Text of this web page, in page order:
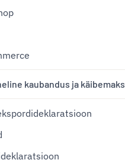
kaubandus ja käibemaks